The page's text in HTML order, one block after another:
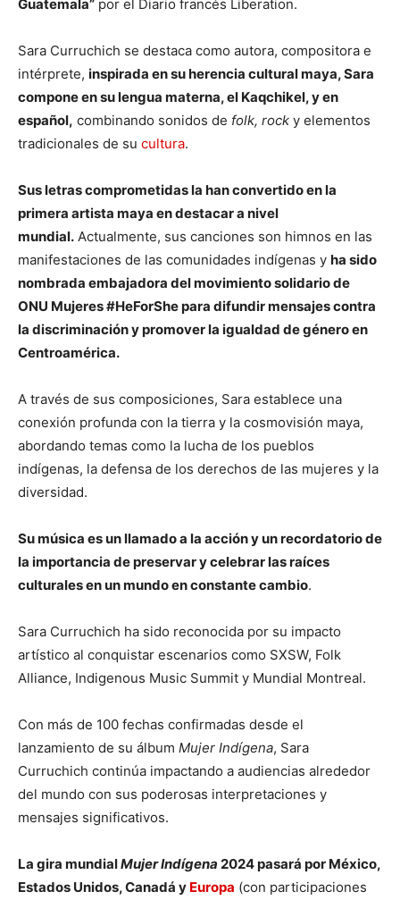
Guatemala” por el Diario francés Liberation.
Sara Curruchich se destaca como autora, compositora e
intérprete, inspirada en su herencia cultural maya, Sara
compone en su lengua materna, el Kaqchikel, y en
español, combinando sonidos de folk, rock y elementos
tradicionales de su cultura.
Sus letras comprometidas la han convertido en la
primera artista maya en destacar a nivel
mundial. Actualmente, sus canciones son himnos en las
manifestaciones de las comunidades indígenas y ha sido
nombrada embajadora del movimiento solidario de
ONU Mujeres #HeForShe para difundir mensajes contra
la discriminación y promover la igualdad de género en
Centroamérica.
A través de sus composiciones, Sara establece una
conexión profunda con la tierra y la cosmovisión maya,
abordando temas como la lucha de los pueblos
indígenas, la defensa de los derechos de las mujeres y la
diversidad.
Su música es un llamado a la acción y un recordatorio de
la importancia de preservar y celebrar las raíces
culturales en un mundo en constante cambio.
Sara Curruchich ha sido reconocida por su impacto
artístico al conquistar escenarios como SXSW, Folk
Alliance, Indigenous Music Summit y Mundial Montreal.
Con más de 100 fechas confirmadas desde el
lanzamiento de su álbum Mujer Indígena, Sara
Curruchich continúa impactando a audiencias alrededor
del mundo con sus poderosas interpretaciones y
mensajes significativos.
La gira mundialMujer Indígena 2024 pasará por México,
Estados Unidos, Canadá y Europa (con participaciones